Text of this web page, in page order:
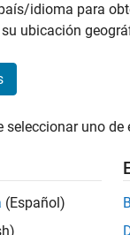
No se
idioma para
su ubicación
seleccionar uno
(Español)